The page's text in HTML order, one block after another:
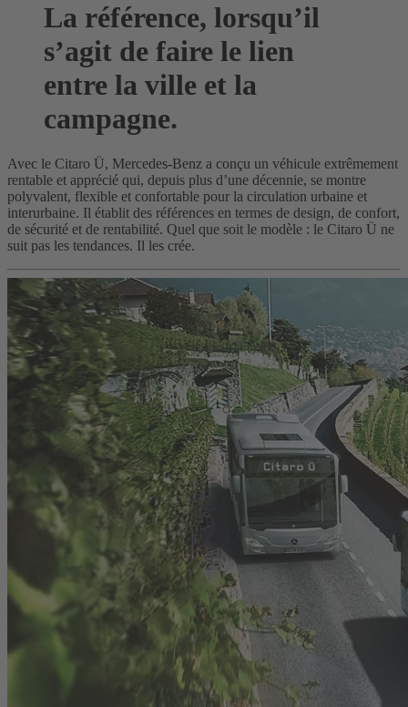
La référence, lorsqu’il
s’agit de faire le lien
entre la ville et la
campagne.
Avec le Citaro Ü, Mercedes-Benz a conçu un véhicule extrêmement
rentable et apprécié qui, depuis plus d’une décennie, se montre
polyvalent, flexible et confortable pour la circulation urbaine et
interurbaine. Il établit des références en termes de design, de confort,
de sécurité et de rentabilité. Quel que soit le modèle : le Citaro Ü ne
suit pas les tendances. Il les crée.